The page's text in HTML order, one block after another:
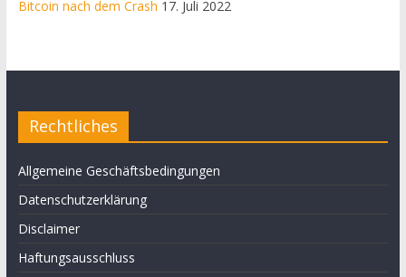
Bitcoin nach dem Crash 17. Juli 2022
Rechtliches
Allgemeine Geschäftsbedingungen
Datenschutzerklärung
Disclaimer
Haftungsausschluss